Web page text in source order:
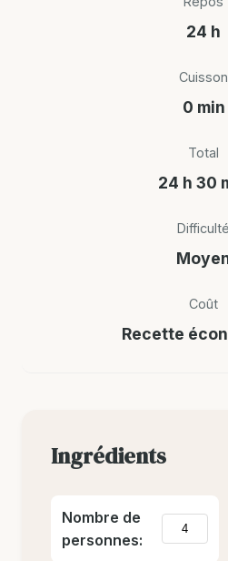
24 h
Cuisson
0 min
Total
24 h 30
Difficulté
Coût
Recette
Ingrédients
Nombre de
personnes: